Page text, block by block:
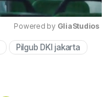
Mute
Powered by GliaStudios
Pilgub DKI jakarta